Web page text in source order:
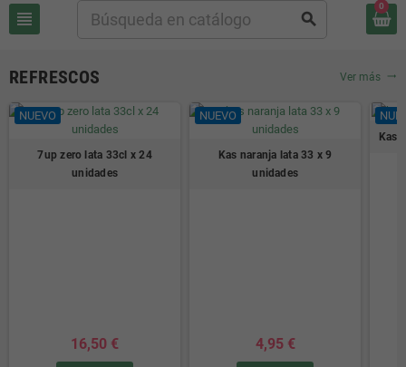
view_headline search
0
REFRESCOS Ver más trending_flat
NUEVO
7up zero lata 33cl x 24
unidades
16,50 €
NUEVO
Kas naranja lata 33 x 9
unidades
4,95 €
Kas